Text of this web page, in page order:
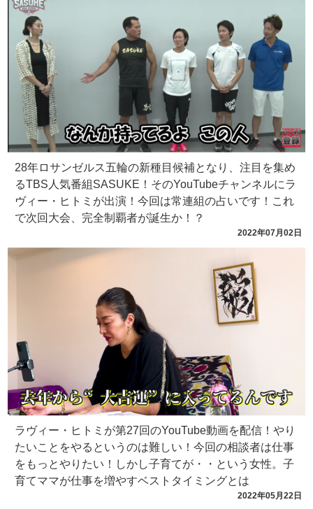
2022年07月02日
28年ロサンゼルス五輪の新種目候補となり、注目を集め
るTBS人気番組SASUKE！そのYouTubeチャンネルにラ
ヴィー・ヒトミが出演！今回は常連組の占いです！これ
で次回大会、完全制覇者が誕生か！？
2022年05月22日
ラヴィー・ヒトミが第27回のYouTube動画を配信！やり
たいことをやるというのは難しい！今回の相談者は仕事
をもっとやりたい！しかし子育てが・・という女性。子
育てママが仕事を増やすベストタイミングとは